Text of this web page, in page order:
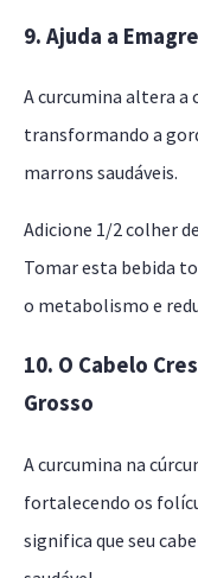
9. Ajuda a
A curcumina altera a
transformando a
marrons saudáveis.
Adicione 1/2 colher
Tomar esta bebida
o metabolismo e
10. O Cabelo
Grosso
A curcumina na
fortalecendo os
significa que seu